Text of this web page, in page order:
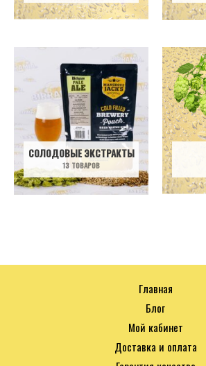
СОЛОДОВЫЕ ЭКСТРАКТЫ
13 ТОВАРОВ
Главная
Блог
Мой кабинет
Доставка и оплата